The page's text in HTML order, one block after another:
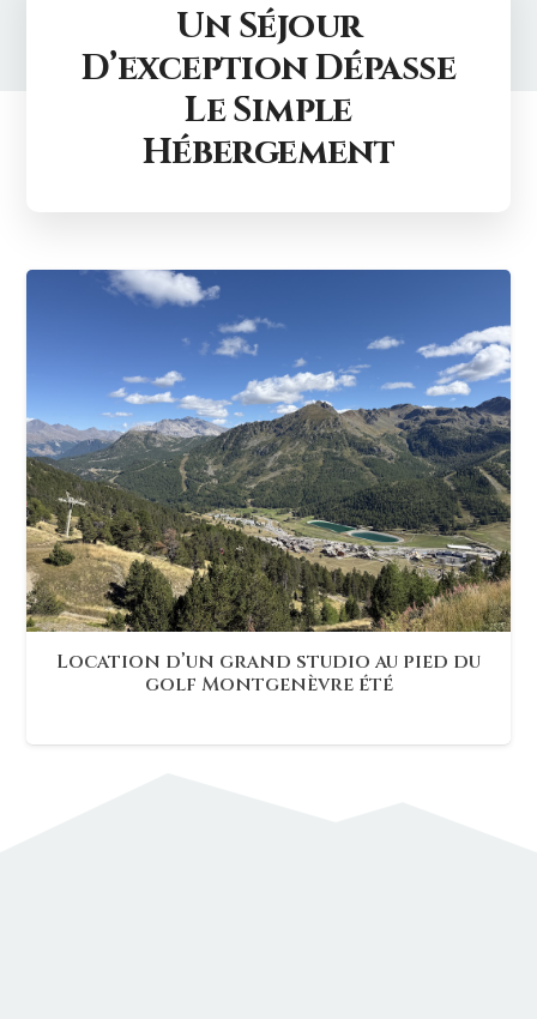
Un Séjour
D’exception Dépasse
Le Simple
Hébergement
Location d’un grand studio au pied du
golf Montgenèvre été